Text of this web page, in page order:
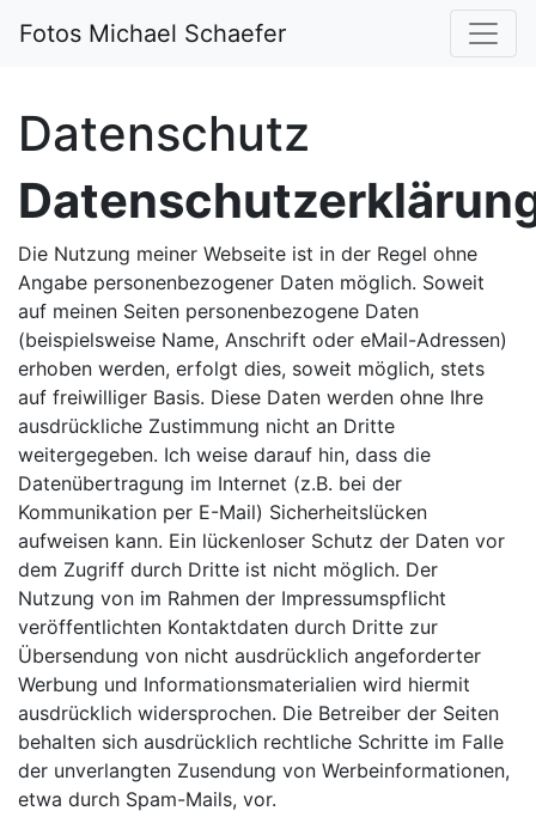
Fotos Michael Schaefer
Datenschutz
Die Nutzung meiner Webseite ist in der Regel ohne
Angabe personenbezogener Daten möglich. Soweit
auf meinen Seiten personenbezogene Daten
(beispielsweise Name, Anschrift oder eMail-Adressen)
erhoben werden, erfolgt dies, soweit möglich, stets
auf freiwilliger Basis. Diese Daten werden ohne Ihre
ausdrückliche Zustimmung nicht an Dritte
weitergegeben. Ich weise darauf hin, dass die
Datenübertragung im Internet (z.B. bei der
Kommunikation per E-Mail) Sicherheitslücken
aufweisen kann. Ein lückenloser Schutz der Daten vor
dem Zugriff durch Dritte ist nicht möglich. Der
Nutzung von im Rahmen der Impressumspflicht
veröffentlichten Kontaktdaten durch Dritte zur
Übersendung von nicht ausdrücklich angeforderter
Werbung und Informationsmaterialien wird hiermit
ausdrücklich widersprochen. Die Betreiber der Seiten
behalten sich ausdrücklich rechtliche Schritte im Falle
der unverlangten Zusendung von Werbeinformationen,
etwa durch Spam-Mails, vor.